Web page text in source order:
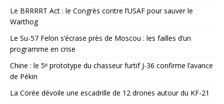
Le BRRRRT Act : le Congrès contre l’USAF pour sauver le
Warthog
Le Su-57 Felon s’écrase près de Moscou : les failles d’un
programme en crise
Chine : le 5ᵉ prototype du chasseur furtif J-36 confirme l’avance
de Pékin
La Corée dévoile une escadrille de 12 drones autour du KF-21